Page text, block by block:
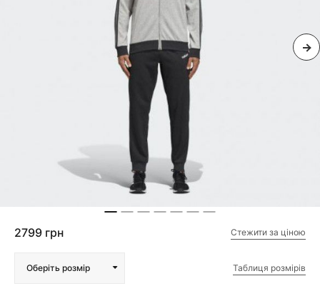
2799 грн Стежити за ціною
Оберіть розмір Таблиця розмірів